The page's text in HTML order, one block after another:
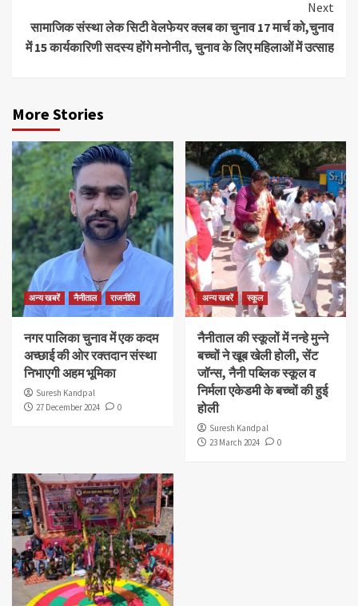
Next
सामाजिक संस्था लेक सिटी वेलफेयर क्लब का चुनाव 17 मार्च को,चुनाव
में 15 कार्यकारिणी सदस्य होंगे मनोनीत, चुनाव के लिए महिलाओं में उत्साह
More Stories
अन्य खबरें नैनीताल राजनीति
नगर पालिका चुनाव में एक कदम
अच्छाई की ओर रक्तदान संस्था
निभाएगी अहम भूमिका
Suresh Kandpal
27 December 2024
0
अन्य खबरें स्कूल
नैनीताल की स्कूलों में नन्हे मुन्ने
बच्चों ने खूब खेली होली, सेंट
जॉन्स, नैनी पब्लिक स्कूल व
निर्मला एकेडमी के बच्चों की हुई
होली
Suresh Kandpal
23 March 2024
0